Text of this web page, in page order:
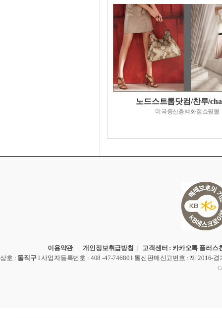
노드스트롬닷컴/찬루/
미국중산층백화점쇼핑몰
이용약관 |개인정보취급방침 | 고객센터 : 카카오톡 플러스
상호 : 돌직구 l사업자등록번호 : 408 -47-74680 l 통신판매신고번호 : 제 2016-